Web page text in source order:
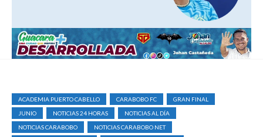
ACADEMIA PUERTO CABELLO CARABOBO FC
GRAN FINAL
JUNIO
NOTICIAS 24 HORAS
NOTICIAS AL DÍA
NOTICIAS CARABOBO
NOTICIAS CARABOBO NET